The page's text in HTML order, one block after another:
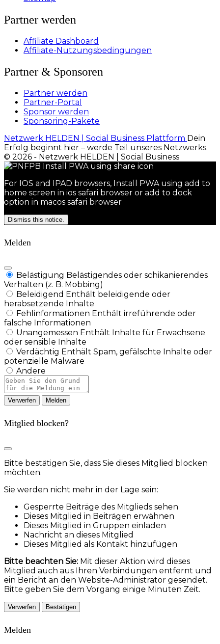
Partner werden
Affiliate Dashboard
Affiliate-Nutzungsbedingungen
Partner & Sponsoren
Partner werden
Partner-Portal
Sponsor werden
Sponsoring-Pakete
Netzwerk HELDEN | Social Business Plattform Dein
Erfolg beginnt hier – werde Teil unseres Netzwerks.
© 2026 - Netzwerk HELDEN | Social Business
For IOS and IPAD browsers, Install PWA using add to
home screen in ios safari browser or add to dock
option in macos safari browser
Dismiss this notice.
Melden
Belästigung Belästigendes oder schikanierendes
Verhalten (z. B. Mobbing)
Beleidigend Enthält beleidigende oder
herabsetzende Inhalte
Fehlinformationen Enthält irreführende oder
falsche Informationen
Unangemessen Enthält Inhalte für Erwachsene
oder sensible Inhalte
Verdächtig Enthält Spam, gefälschte Inhalte oder
potenzielle Malware
Andere
Berichtsnotiz
Melden
Mitglied blocken?
Bitte bestätigen Sie, dass Sie dieses Mitglied blocken
möchten.
Sie werden nicht mehr in der Lage sein:
Gesperrte Beiträge des Mitglieds sehen
Dieses Mitglied in Beiträgen erwähnen
Dieses Mitglied in Gruppen einladen
Nachricht an dieses Mitglied
Dieses Mitglied als Kontakt hinzufügen
Bitte beachten Sie: Mit dieser Aktion wird dieses
Mitglied auch aus Ihren Verbindungen entfernt und
ein Bericht an den Website-Administrator gesendet.
Bitte geben Sie dem Vorgang einige Minuten Zeit.
Bestätigen
Melden